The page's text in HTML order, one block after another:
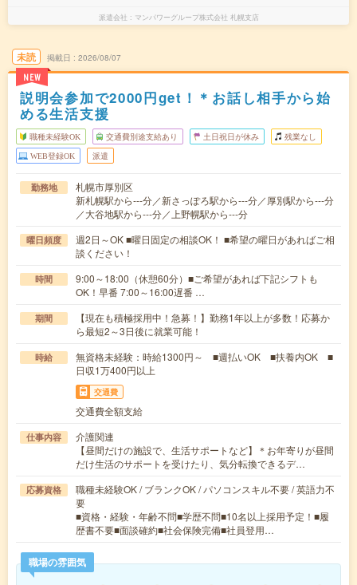
派遣会社 マンパワーグループ株式会社 札幌支店
未読
NEW
掲載日 2026/08/07
説明会参加で2000円get！＊お話し相手から始
める生活支援
職種未経験OK 交通費別途支給あり 土日祝日が休み 残業なし
WEB登録OK 派遣
勤務地
札幌市厚別区
新札幌駅から---分／新さっぽろ駅から---分／厚別駅から---分
／大谷地駅から---分／上野幌駅から---分
曜日頻度
週2日～OK ■曜日固定の相談OK！ ■希望の曜日があればご相
談ください！
時間
9:00～18:00（休憩60分）■ご希望があれば下記シフトも
OK！早番 7:00～16:00遅番 …
期間
【現在も積極採用中！急募！】勤務1年以上が多数！応募か
ら最短2～3日後に就業可能！
時給
無資格未経験：時給1300円～ ■週払いOK ■扶養内OK ■
日収1万400円以上
交通費
交通費全額支給
仕事内容
介護関連
【昼間だけの施設で、生活サポートなど】＊お年寄りが昼間
だけ生活のサポートを受けたり、気分転換できるデ…
応募資格
職種未経験OK / ブランクOK / パソコンスキル不要 / 英語力不
要
■資格・経験・年齢不問■学歴不問■10名以上採用予定！■履
歴書不要■面談確約■社会保険完備■社員登用…
職場の雰囲気